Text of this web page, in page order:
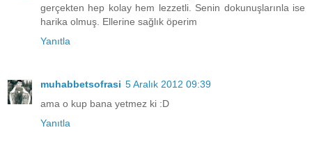
gerçekten hep kolay hem lezzetli. Senin dokunuşlarınla ise
harika olmuş. Ellerine sağlık öperim
Yanıtla
muhabbetsofrasi 5 Aralık 2012 09:39
ama o kup bana yetmez ki :D
Yanıtla